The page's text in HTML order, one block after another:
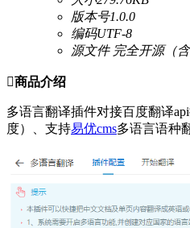
版本号1.0.0
编码UTF-8
源文件完全开源（含
商品介绍
多语言翻译插件对接百度翻译
度）、支持易优cms多语言语种